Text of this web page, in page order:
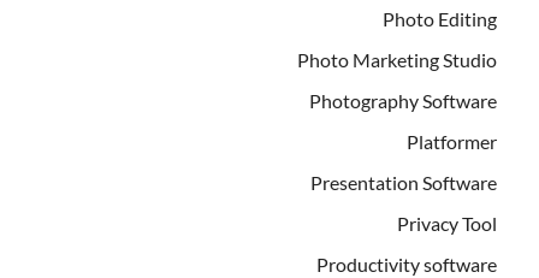
Photo Editing
Photo Marketing Studio
Photography Software
Platformer
Presentation Software
Privacy Tool
Productivity software